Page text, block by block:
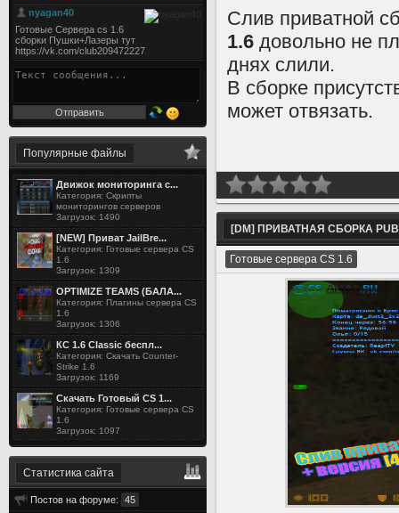
Популярные файлы
Движок мониторинга с...
Категория: Скрипты
мониторингов серверов
Загрузок: 1490
[NEW] Приват JailBre...
Категория: Готовые сервера CS
1.6
Загрузок: 1309
OPTIMIZE TEAMS (БАЛА...
Категория: Плагины сервера CS
1.6
Загрузок: 1306
КС 1.6 Classic беспл...
Категория: Скачать Counter-
Strike 1.6
Загрузок: 1169
Скачать Готовый CS 1...
Категория: Готовые сервера CS
1.6
Загрузок: 1097
Статистика сайта
Постов на форуме:
45
Слив приватной
1.6 довольно не
днях слили.
В сборке
может отвязать.
[DM] ПРИВАТНАЯ СБОРКА
Готовые сервера CS 1.6